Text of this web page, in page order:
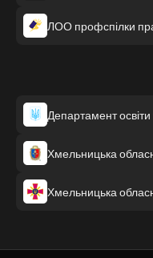
ЛОО профспілки
Департамент
Хмельницька
Хмельницька